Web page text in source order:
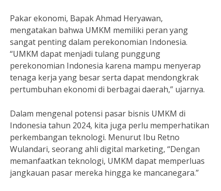
Pakar ekonomi, Bapak Ahmad Heryawan,
mengatakan bahwa UMKM memiliki peran yang
sangat penting dalam perekonomian Indonesia.
“UMKM dapat menjadi tulang punggung
perekonomian Indonesia karena mampu menyerap
tenaga kerja yang besar serta dapat mendongkrak
pertumbuhan ekonomi di berbagai daerah,” ujarnya.
Dalam mengenal potensi pasar bisnis UMKM di
Indonesia tahun 2024, kita juga perlu memperhatikan
perkembangan teknologi. Menurut Ibu Retno
Wulandari, seorang ahli digital marketing, “Dengan
memanfaatkan teknologi, UMKM dapat memperluas
jangkauan pasar mereka hingga ke mancanegara.”